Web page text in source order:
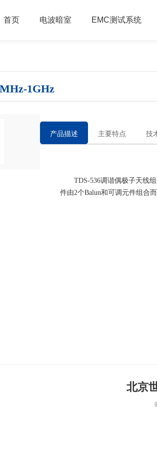
首页 电波暗室 EMC测试系统
1GHz
产品描述 主要特点 技
TDS-536调谐偶极子天线组
件由2个Balun和可调元件组合
北京